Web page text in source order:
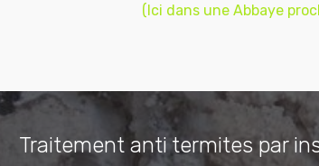
(Ici dans une Abbaye
Traitement anti termites par